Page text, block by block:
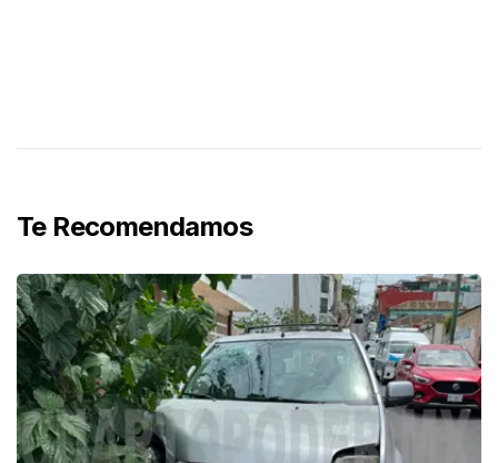
Te Recomendamos